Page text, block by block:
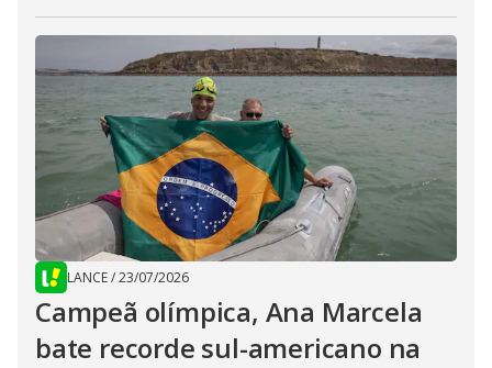
LANCE/23/07/2026
Campeã olímpica, Ana Marcela
bate recorde sul-americano na